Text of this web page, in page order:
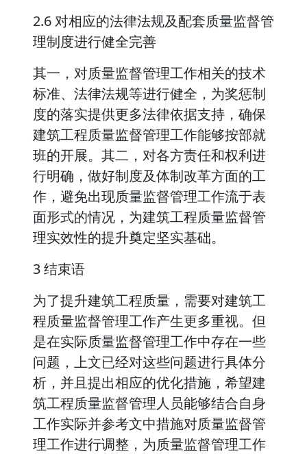
2.6 对相应的法律法规及配套质量监督管
理制度进行健全完善
其一，对质量监督管理工作相关的技术
标准、法律法规等进行健全，为奖惩制
度的落实提供更多法律依据支持，确保
建筑工程质量监督管理工作能够按部就
班的开展。其二，对各方责任和权利进
行明确，做好制度及体制改革方面的工
作，避免出现质量监督管理工作流于表
面形式的情况，为建筑工程质量监督管
理实效性的提升奠定坚实基础。
3 结束语
为了提升建筑工程质量，需要对建筑工
程质量监督管理工作产生更多重视。但
是在实际质量监督管理工作中存在一些
问题，上文已经对这些问题进行具体分
析，并且提出相应的优化措施，希望建
筑工程质量监督管理人员能够结合自身
工作实际并参考文中措施对质量监督管
理工作进行调整，为质量监督管理工作